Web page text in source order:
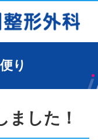
り
ました！